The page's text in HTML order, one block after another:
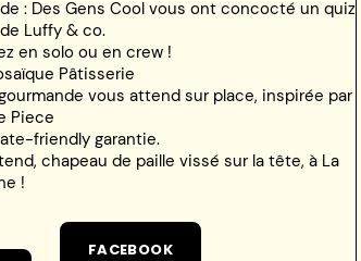
: Des Gens Cool vous ont concocté un quiz
Luffy & co.
en solo ou en crew !
Pâtisserie
vous attend sur place, inspirée par
Piece
friendly garantie.
chapeau de paille vissé sur la tête, à La
!
FACEBOOK